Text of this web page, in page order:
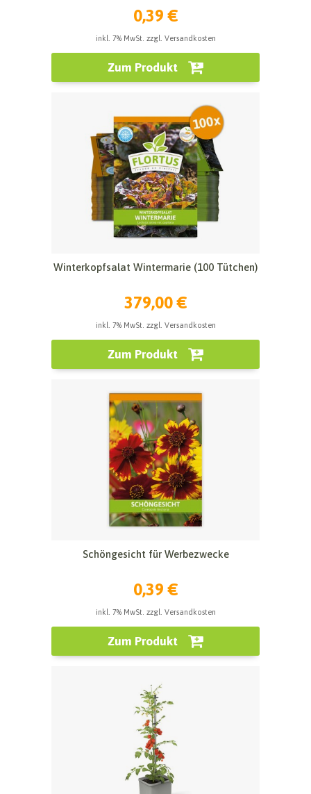
0,39 €
inkl. 7% MwSt. zzgl. Versandkosten
Zum Produkt
Winterkopfsalat Wintermarie (100 Tütchen)
379,00 €
inkl. 7% MwSt. zzgl. Versandkosten
Zum Produkt
Schöngesicht für Werbezwecke
0,39 €
inkl. 7% MwSt. zzgl. Versandkosten
Zum Produkt